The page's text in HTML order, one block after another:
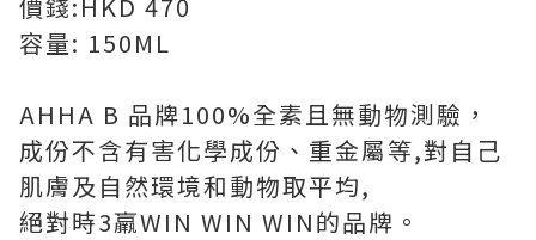
容量: 150ML
AHHA B 品牌100%全素且無動物測驗，
成份不含有害化學成份、重金屬等,對自己
肌膚及自然環境和動物取平均,
絕對時3羸WIN WIN WIN的品牌。